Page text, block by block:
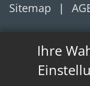
Ihre
Sitemap